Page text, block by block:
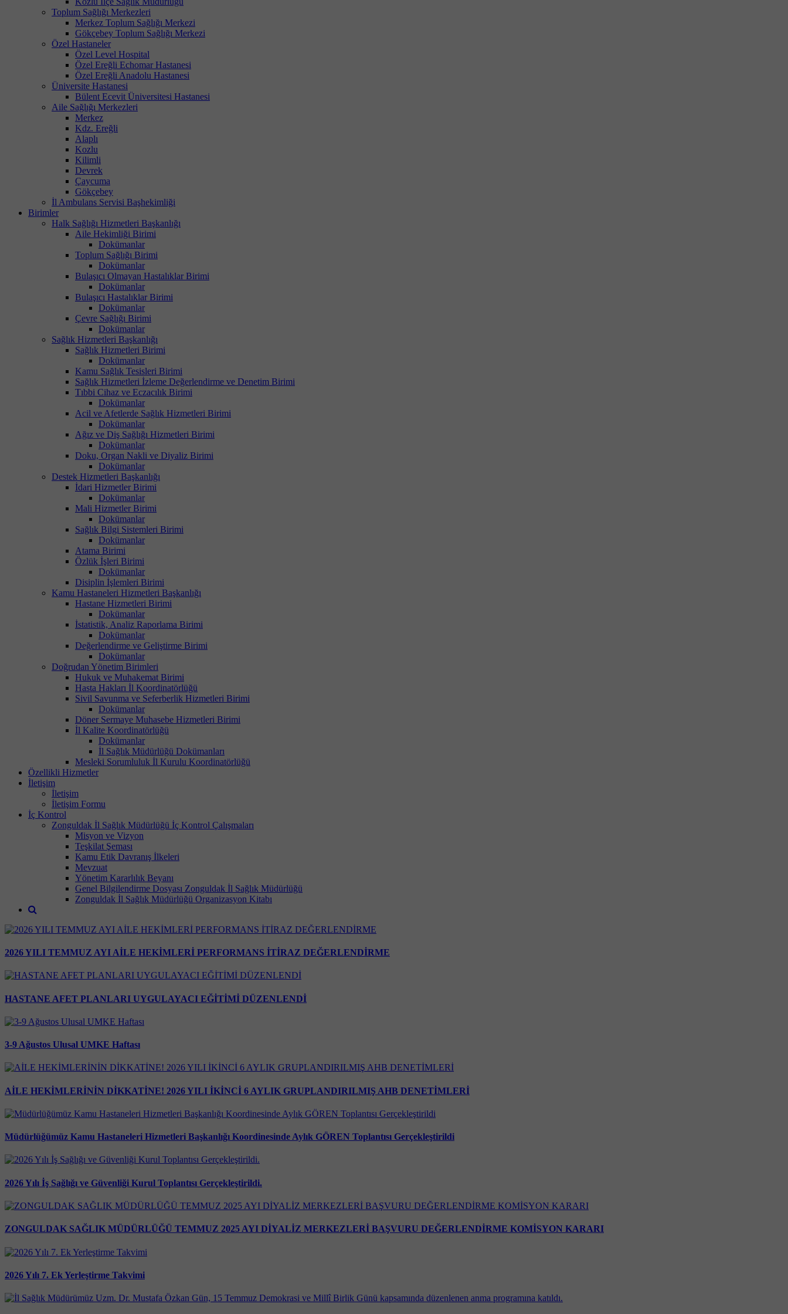
Toplum Sağlığı Merkezleri
Merkez Toplum Sağlığı Merkezi
Gökçebey Toplum Sağlığı Merkezi
Özel Hastaneler
Özel Level Hospital
Özel Ereğli Echomar Hastanesi
Özel Ereğli Anadolu Hastanesi
Üniversite Hastanesi
Bülent Ecevit Üniversitesi Hastanesi
Aile Sağlığı Merkezleri
Merkez
Kdz. Ereğli
Alaplı
Kozlu
Kilimli
Devrek
Çaycuma
Gökçebey
İl Ambulans Servisi Başhekimliği
Birimler
Halk Sağlığı Hizmetleri Başkanlığı
Aile Hekimliği Birimi
Dokümanlar
Toplum Sağlığı Birimi
Dokümanlar
Bulaşıcı Olmayan Hastalıklar Birimi
Dokümanlar
Bulaşıcı Hastalıklar Birimi
Dokümanlar
Çevre Sağlığı Birimi
Dokümanlar
Sağlık Hizmetleri Başkanlığı
Sağlık Hizmetleri Birimi
Dokümanlar
Kamu Sağlık Tesisleri Birimi
Sağlık Hizmetleri İzleme Değerlendirme ve Denetim Birimi
Tıbbi Cihaz ve Eczacılık Birimi
Dokümanlar
Acil ve Afetlerde Sağlık Hizmetleri Birimi
Dokümanlar
Ağız ve Diş Sağlığı Hizmetleri Birimi
Dokümanlar
Doku, Organ Nakli ve Diyaliz Birimi
Dokümanlar
Destek Hizmetleri Başkanlığı
İdari Hizmetler Birimi
Dokümanlar
Mali Hizmetler Birimi
Dokümanlar
Sağlık Bilgi Sistemleri Birimi
Dokümanlar
Atama Birimi
Özlük İşleri Birimi
Dokümanlar
Disiplin İşlemleri Birimi
Kamu Hastaneleri Hizmetleri Başkanlığı
Hastane Hizmetleri Birimi
Dokümanlar
İstatistik, Analiz Raporlama Birimi
Dokümanlar
Değerlendirme ve Geliştirme Birimi
Dokümanlar
Doğrudan Yönetim Birimleri
Hukuk ve Muhakemat Birimi
Hasta Hakları İl Koordinatörlüğü
Sivil Savunma ve Seferberlik Hizmetleri Birimi
Dokümanlar
Döner Sermaye Muhasebe Hizmetleri Birimi
İl Kalite Koordinatörlüğü
Dokümanlar
İl Sağlık Müdürlüğü Dokümanları
Mesleki Sorumluluk İl Kurulu Koordinatörlüğü
Özellikli Hizmetler
İletişim
İletişim
İletişim Formu
İç Kontrol
Zonguldak İl Sağlık Müdürlüğü İç Kontrol Çalışmaları
Misyon ve Vizyon
Teşkilat Şeması
Kamu Etik Davranış İlkeleri
Mevzuat
Yönetim Kararlılık Beyanı
Genel Bilgilendirme Dosyası Zonguldak İl Sağlık Müdürlüğü
Zonguldak İl Sağlık Müdürlüğü Organizasyon Kitabı
2026 YILI TEMMUZ AYI AİLE HEKİMLERİ PERFORMANS İTİRAZ DEĞERLENDİRME
HASTANE AFET PLANLARI UYGULAYACI EĞİTİMİ DÜZENLENDİ
3-9 Ağustos Ulusal UMKE Haftası
AİLE HEKİMLERİNİN DİKKATİNE! 2026 YILI İKİNCİ 6 AYLIK GRUPLANDIRILMIŞ AHB DENETİMLERİ
Müdürlüğümüz Kamu Hastaneleri Hizmetleri Başkanlığı Koordinesinde Aylık GÖREN Toplantısı Gerçekleştirildi
2026 Yılı İş Sağlığı ve Güvenliği Kurul Toplantısı Gerçekleştirildi.
ZONGULDAK SAĞLIK MÜDÜRLÜĞÜ TEMMUZ 2025 AYI DİYALİZ MERKEZLERİ BAŞVURU DEĞERLENDİRME KOMİSYON KARARI
2026 Yılı 7. Ek Yerleştirme Takvimi